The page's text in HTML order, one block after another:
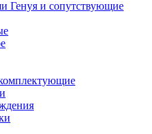
Генуя и сопутствующие